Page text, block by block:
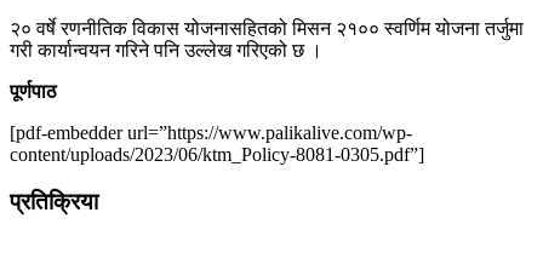
२० वर्षे रणनीतिक विकास योजनासहितको मिसन २१०० स्वर्णिम योजना तर्जुमा
गरी कार्यान्वयन गरिने पनि उल्लेख गरिएको छ ।
पूर्णपाठ
[pdf-embedder url=”https://www.palikalive.com/wp-
content/uploads/2023/06/ktm_Policy-8081-0305.pdf”]
प्रतिक्रिया